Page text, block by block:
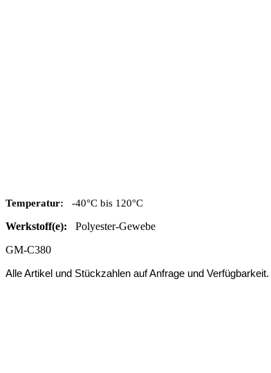
Temperatur: -40°C bis 120°C
Werkstoff(e): Polyester-Gewebe
GM-C380
Alle Artikel und Stückzahlen auf Anfrage und Verfügbarkeit.